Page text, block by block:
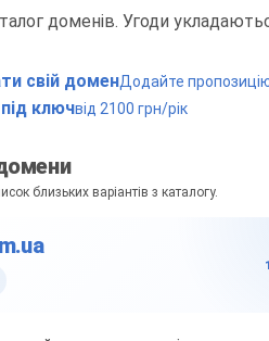
доменів. Угоди
свій доменДодайте
ключвід 2100 грн/рік
близьких варіантів з каталогу.